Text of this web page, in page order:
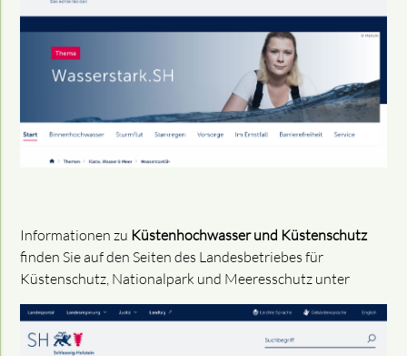
Informationen zu Küstenhochwasser und Küstenschutz
finden Sie auf den Seiten des Landesbetriebes für
Küstenschutz, Nationalpark und Meeresschutz unter